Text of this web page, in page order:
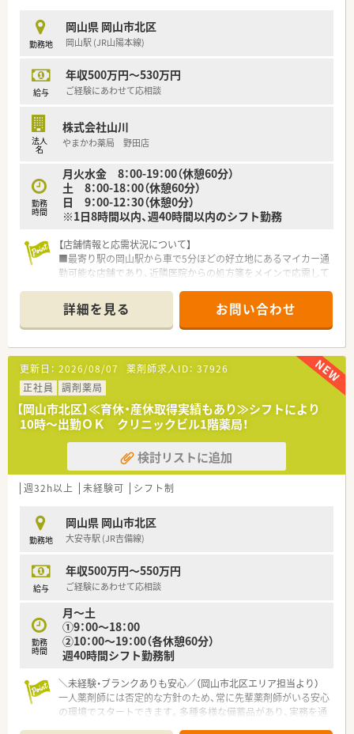
ます。
＜こんな方におすすめ＞
に興味のある方。
■ライフスタイルに合わせて長期的にご勤務したい方。
されたい方にもおすすめ。
次世代型薬局を目指しています。
■社内にシステム部を擁し、現場の声を反映した独自のレセコン
や薬歴を開発・運用しています。
【こんな取り組みをしています】
■介護事業や高齢者向けの弁当宅配サービスを展開し、地域の皆
合格後に会社が全額補助しています。
■リフレッシュトラベル奨励金制度を導入し、旅行費用の補助を
勤務地
岡山県 岡山市北区
岡山駅 (JR山陽本線)
給与
年収500万円～530万円
ご経験にあわせて応相談
法人
名
株式会社山川
やまかわ薬局 野田店
勤務
時間
月火水金 8：00-19：00（休憩60分）
土 8：00-18：00（休憩60分）
日 9：00-12：30（休憩0分）
※1日8時間以内、週40時間以内のシフト勤務
【店舗情報と応需状況について】
■最寄り駅の岡山駅から車で5分ほどの好立地にあるマイカー通
勤可能な店舗であり、近隣医院からの処方箋をメインで応需して
■呼吸器科や内科、外科、小児科、消化器科の処方箋を1日あたり
約60から120枚ほど応需しており幅広い知識を身につけられま
す。
■常勤薬剤師2名とパート薬剤師1名、総務2名を含む事務員5名
が在籍しており、ゆとりを持った人員体制で業務に対応していま
す。
【募集背景と求める人物像について】
■常勤薬剤師が退職したことによる欠員補充のための急募案件
であり、いち早く現場でご活躍いただける方を積極的に採用して
います。
■年収面だけではなく、医療従事者としての自覚を持ち、スキル
や経験を積極的に伸ばしていきたいという向上心のある方を求
めています。
に対する強い熱意を持つ方にぜひ応募していただきたいと考え
ています。
■岡山市内に9店舗、赤磐市に1店舗を展開しており、地域に密着
した多店舗展開を行うことで安定した経営基盤を構築している
■「あなたの身近なお店」をスローガンに掲げ、医薬品だけでな
く福祉用品や化粧品の販売も扱うなど、幅広いサービスを提供し
ています。
■健康からオシャレまで幅広いアドバイスができる薬局を目指
ています。
詳細を見る お問い合わせ
更新日： 2026/08/07 薬剤師求人ID： 37926
正社員
調剤薬局
【岡山市北区】≪育休・産休取得実績もあり≫シフトにより
10時～出勤ＯＫ クリニックビル1階薬局！
検討リストに追加
週32h以上 未経験可 シフト制
勤務地
岡山県 岡山市北区
大安寺駅 (JR吉備線)
給与
年収500万円～550万円
ご経験にあわせて応相談
勤務
時間
月～土
①9：00～18：00
②10：00～19：00（各休憩60分）
週40時間シフト勤務制
＼未経験・ブランクありも安心／（岡山市北区エリア担当より）
一人薬剤師には否定的な方針のため、常に先輩薬剤師がいる安心
の環境でスタートできます。多種多様な備蓄品があり、実務を通